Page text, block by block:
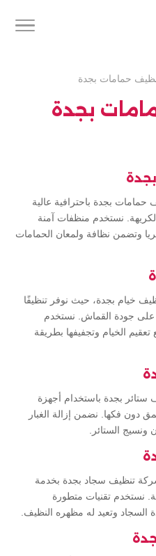
حمامات بجدة
بجدة
بجدة باحترافية عالية
الكريهة. نستخدم منظفات آمنة
وتضمن نظافة ولمعان الحمامات
خيام بجدة، حيث نوفر تنظيفًا
على جودة القماش. نستخدم
تعقيم الخيام وتجفيفها بطريقة
بجدة باستخدام أجهزة
دون فكها. نضمن إزالة الغبار
ونسيج الستائر.
تنظيف سجاد بجدة بخدمة
نستخدم تقنيات متطورة
وتعيد له مظهره النظيف.